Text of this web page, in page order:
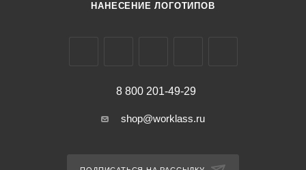
НАНЕСЕНИЕ ЛОГОТИПОВ
8 800 201-49-29
shop@worklass.ru